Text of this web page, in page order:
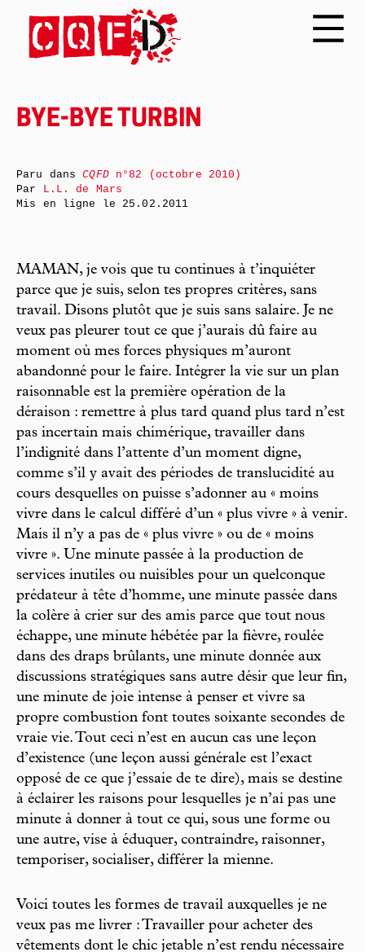
BYE-BYE TURBIN
MAMAN, je vois que tu continues à t’inquiéter
parce que je suis, selon tes propres critères, sans
travail. Disons plutôt que je suis sans salaire. Je ne
veux pas pleurer tout ce que j’aurais dû faire au
moment où mes forces physiques m’auront
abandonné pour le faire. Intégrer la vie sur un plan
raisonnable est la première opération de la
déraison : remettre à plus tard quand plus tard n’est
pas incertain mais chimérique, travailler dans
l’indignité dans l’attente d’un moment digne,
comme s’il y avait des périodes de translucidité au
cours desquelles on puisse s’adonner au « moins
vivre dans le calcul différé d’un « plus vivre » à venir.
Mais il n’y a pas de « plus vivre » ou de « moins
vivre ». Une minute passée à la production de
services inutiles ou nuisibles pour un quelconque
prédateur à tête d’homme, une minute passée dans
la colère à crier sur des amis parce que tout nous
échappe, une minute hébétée par la fièvre, roulée
dans des draps brûlants, une minute donnée aux
discussions stratégiques sans autre désir que leur fin,
une minute de joie intense à penser et vivre sa
propre combustion font toutes soixante secondes de
vraie vie. Tout ceci n’est en aucun cas une leçon
d’existence (une leçon aussi générale est l’exact
opposé de ce que j’essaie de te dire), mais se destine
à éclairer les raisons pour lesquelles je n’ai pas une
minute à donner à tout ce qui, sous une forme ou
une autre, vise à éduquer, contraindre, raisonner,
temporiser, socialiser, différer la mienne.
Voici toutes les formes de travail auxquelles je ne
veux pas me livrer : Travailler pour acheter des
vêtements dont le chic jetable n’est rendu nécessaire
Paru dansCQFDn°82 (octobre 2010)
Par L.L. de Mars
Mis en ligne le 25.02.2011